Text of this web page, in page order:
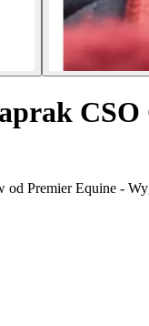
CSO
od Premier Equine -